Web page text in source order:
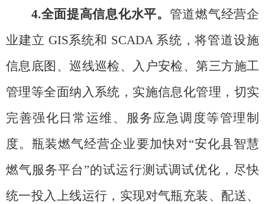
4.全面提高信息化水平。 管道燃气经营企
业建立 GIS系统和 SCADA 系统，将管道设施
信息底图、巡线巡检、入户安检、第三方施工
管理等全面纳入系统，实施信息化管理，切实
完善强化日常运维、服务应急调度等管理制
度。瓶装燃气经营企业要加快对“安化县智慧
燃气服务平台”的试运行测试调试优化，尽快
统一投入上线运行，实现对气瓶充装、配送、